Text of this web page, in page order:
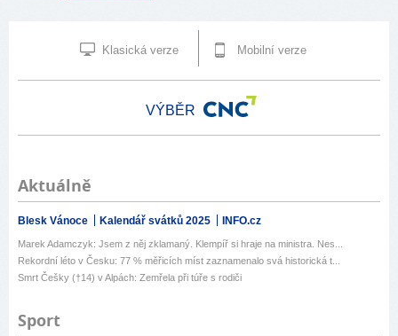
Klasická verze Mobilní verze
VÝBĚR
Aktuálně
Blesk Vánoce Kalendář svátků 2025 INFO.cz
Marek Adamczyk: Jsem z něj zklamaný. Klempíř si hraje na ministra. Nes...
Rekordní léto v Česku: 77 % měřicích míst zaznamenalo svá historická t...
Smrt Češky (†14) v Alpách: Zemřela při túře s rodiči
Sport